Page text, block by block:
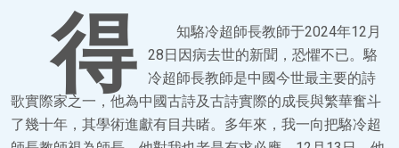
得
知駱冷超師長教師于2024年12月
28日因病去世的新聞，恐懼不已。駱
冷超師長教師是中國今世最主要的詩
歌實際家之一，他為中國古詩及古詩實際的成長與繁華奮斗
了幾十年，其學術進獻有目共睹。多年來，我一向把駱冷超